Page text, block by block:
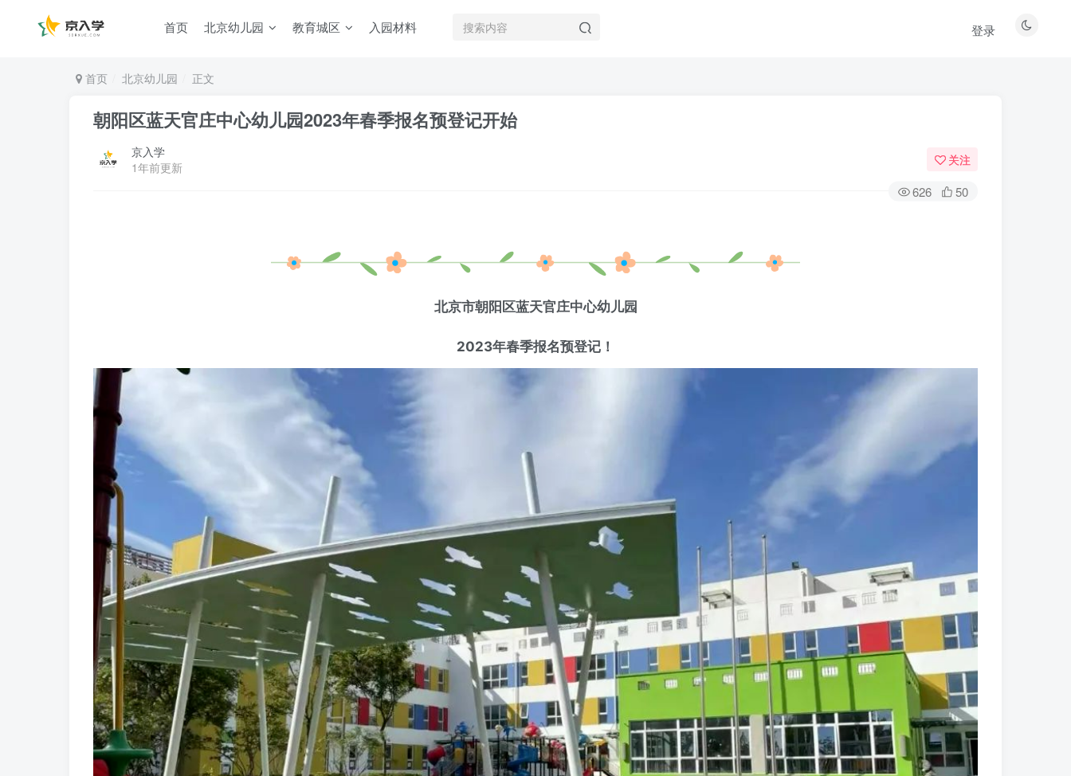
首页 北京幼儿园 教育城区 入园材料 登录
首页 北京幼儿园 正文
朝阳区蓝天官庄中心幼儿园2023年春季报名预登记开始
京入学
1年前更新
关注
626 50
北京市朝阳区蓝天官庄中心幼儿园
2023年春季报名预登记！